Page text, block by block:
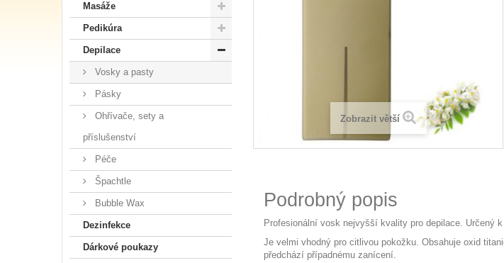
Masáže
Pedikúra
Depilace
Vosky a pasty
Pásky
Ohřívače, sety a
příslušenství
Péče
Špachtle
Bubble Wax
Dezinfekce
Dárkové poukazy
Zobrazit větší
Podrobný popis
Profesionální vosk nejvyšší kvality pro depilace. Určený
Je velmi vhodný pro citlivou pokožku. Obsahuje oxid
předchází případnému zanícení.